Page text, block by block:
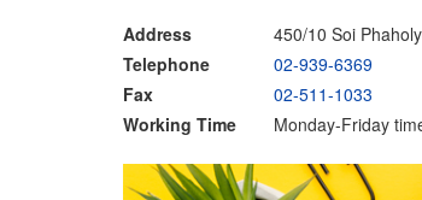
Address
450/10 Soi
Telephone
02-939-6369
Fax
02-511-1033
Working Time
Monday-Friday